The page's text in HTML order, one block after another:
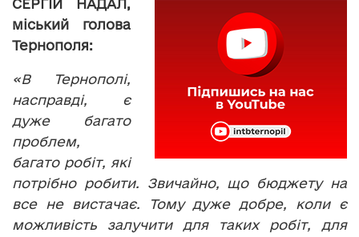
СЕРГІЙ НАДАЛ,
міський голова
Тернополя:
«В Тернополі,
насправді, є
дуже багато
проблем,
багато робіт, які
потрібно робити. Звичайно, що бюджету на
все не вистачає. Тому дуже добре, коли є
можливість залучити для таких робіт, для